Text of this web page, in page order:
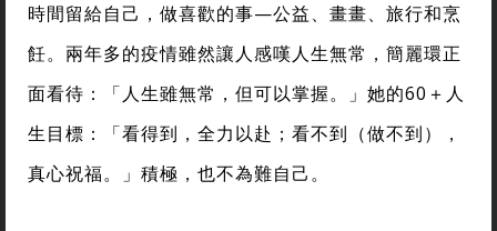
時間留給自己，做喜歡的事—公益、畫畫、旅行和烹
飪。兩年多的疫情雖然讓人感嘆人生無常，簡麗環正
面看待：「人生雖無常，但可以掌握。」她的60＋人
生目標：「看得到，全力以赴；看不到（做不到），
真心祝福。」積極，也不為難自己。